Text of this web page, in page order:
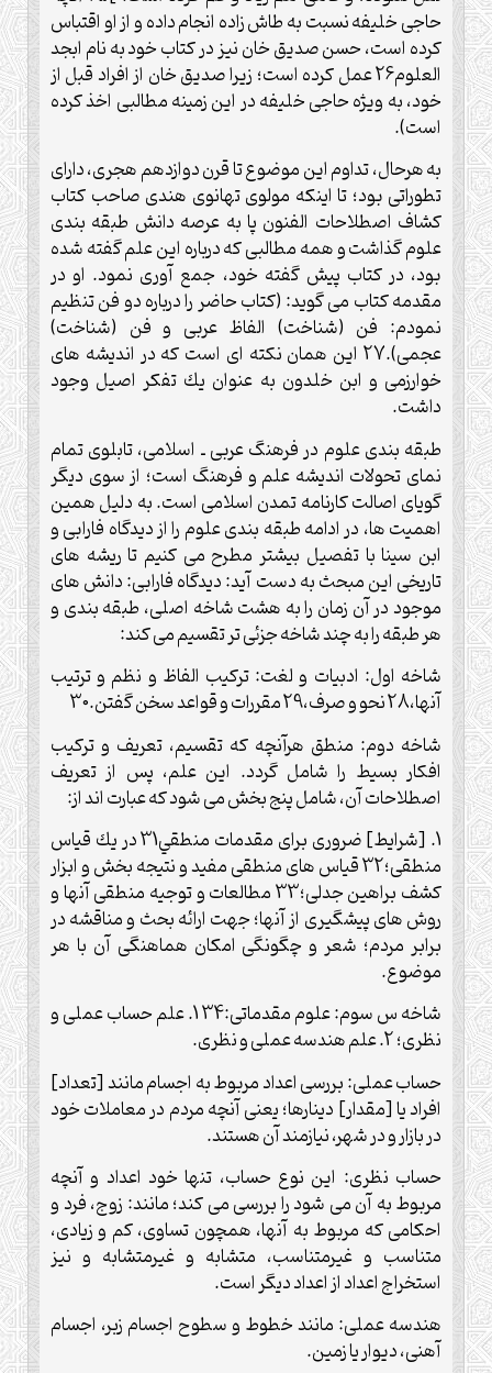
حاجى خليفه نسبت به طاش زاده انجام داده و از او اقتباس
كرده است، حسن صديق خان نيز در كتاب خود به نام ابجد
العلوم26 عمل كرده است؛ زيرا صديق خان از افراد قبل از
خود، به ويژه حاجى خليفه در اين زمينه مطالبى اخذ كرده
است).
به هرحال، تداوم اين موضوع تا قرن دوازدهم هجرى، داراى
تطوراتى بود؛ تا اينكه مولوى تهانوى هندى صاحب كتاب
كشاف اصطلاحات الفنون پا به عرصه دانش طبقه بندى
علوم گذاشت و همه مطالبى كه درباره اين علم گفته شده
بود، در كتاب پيش گفته خود، جمع آورى نمود. او در
مقدمه كتاب مى گويد: (كتاب حاضر را درباره دو فن تنظيم
نمودم: فن (شناخت) الفاظ عربى و فن (شناخت)
عجمى).27 اين همان نكته اى است كه در انديشه هاى
خوارزمى و ابن خلدون به عنوان يك تفكر اصيل وجود
داشت.
طبقه بندى علوم در فرهنگ عربى ـ اسلامى، تابلوى تمام
نماى تحولات انديشه علم و فرهنگ است؛ از سوى ديگر
گوياى اصالت كارنامه تمدن اسلامى است. به دليل همين
اهميت ها، در ادامه طبقه بندى علوم را از ديدگاه فارابى و
ابن سينا با تفصيل بيشتر مطرح مى كنيم تا ريشه هاى
تاريخى اين مبحث به دست آيد: ديدگاه فارابى: دانش هاى
موجود در آن زمان را به هشت شاخه اصلى، طبقه بندى و
هر طبقه را به چند شاخه جزئى تر تقسيم مى كند:
شاخه اول: ادبيات و لغت: تركيب الفاظ و نظم و ترتيب
آنها،28 نحو و صرف،29 مقررات و قواعد سخن گفتن.30
شاخه دوم: منطق هرآنچه كه تقسيم، تعريف و تركيب
افكار بسيط را شامل گردد. اين علم، پس از تعريف
اصطلاحات آن، شامل پنج بخش مى شود كه عبارت اند از:
1. [شرايط] ضرورى براى مقدمات منطقي31 در يك قياس
منطقى؛32 قياس هاى منطقى مفيد و نتيجه بخش و ابزار
كشف براهين جدلى؛33 مطالعات و توجيه منطقى آنها و
روش هاى پيشگيرى از آنها؛ جهت ارائه بحث و مناقشه در
برابر مردم؛ شعر و چگونگى امكان هماهنگى آن با هر
موضوع.
شاخه س سوم: علوم مقدماتى:34 1. علم حساب عملى و
نظرى؛ 2. علم هندسه عملى و نظرى.
حساب عملى: بررسى اعداد مربوط به اجسام مانند [تعداد]
افراد يا [مقدار] دينارها؛ يعنى آنچه مردم در معاملات خود
در بازار و در شهر، نيازمند آن هستند.
حساب نظرى: اين نوع حساب، تنها خود اعداد و آنچه
مربوط به آن مى شود را بررسى مى كند؛ مانند: زوج، فرد و
احكامى كه مربوط به آنها، همچون تساوى، كم و زيادى،
متناسب و غيرمتناسب، متشابه و غيرمتشابه و نيز
استخراج اعداد از اعداد ديگر است.
هندسه عملى: مانند خطوط و سطوح اجسام زبر، اجسام
آهنى، ديوار يا زمين.